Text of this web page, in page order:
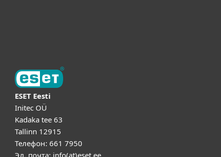
ESET Eesti
Initec OÜ
Kadaka tee 63
Tallinn 12915
Телефон: 661 7950
Эл. почта: info(at)eset.ee